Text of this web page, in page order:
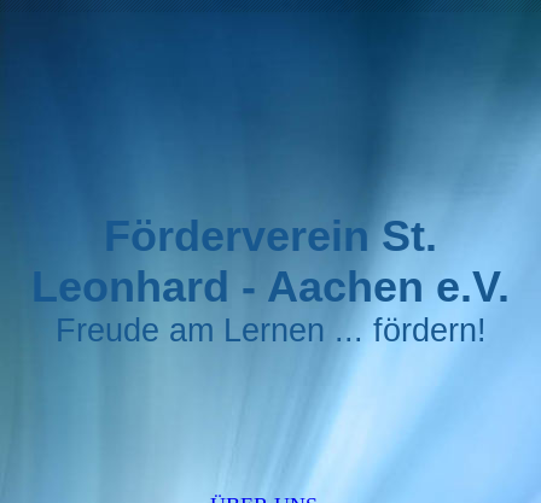
Förderverein St.
Leonhard - Aachen e.V.
Freude am Lernen ... fördern!